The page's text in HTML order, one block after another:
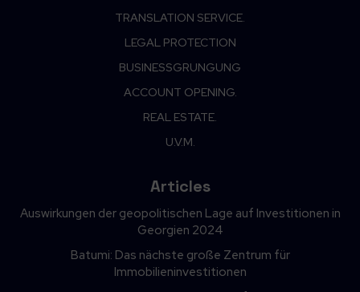
TRANSLATION SERVICE.
LEGAL PROTECTION
BUSINESSGRUNGUNG
ACCOUNT OPENING.
REAL ESTATE.
U.V.M.
Articles
Auswirkungen der geopolitischen Lage auf Investitionen in
Georgien 2024
Batumi: Das nächste große Zentrum für
Immobilieninvestitionen